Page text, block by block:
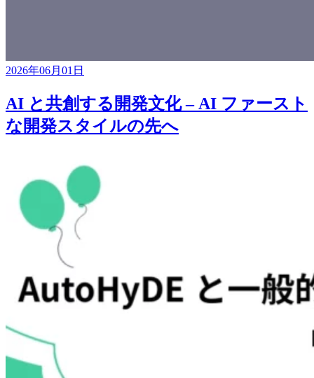
2026年06月01日
AI と共創する開発文化 – AI ファースト
な開発スタイルの先へ